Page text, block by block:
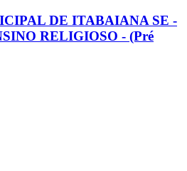
DE ITABAIANA SE -
RELIGIOSO - (Pré